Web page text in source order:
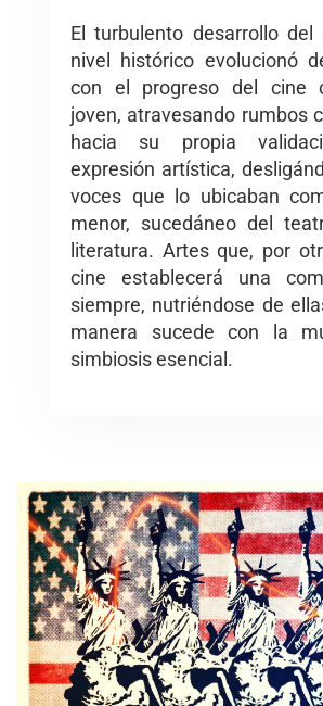
El turbulento desarrollo del
nivel histórico evolucionó
con el progreso del cine
joven, atravesando rumbos
hacia su propia
expresión artística,
voces que lo ubicaban
menor, sucedáneo del
literatura. Artes que, por
cine establecerá una
siempre, nutriéndose de
manera sucede con la
simbiosis esencial.